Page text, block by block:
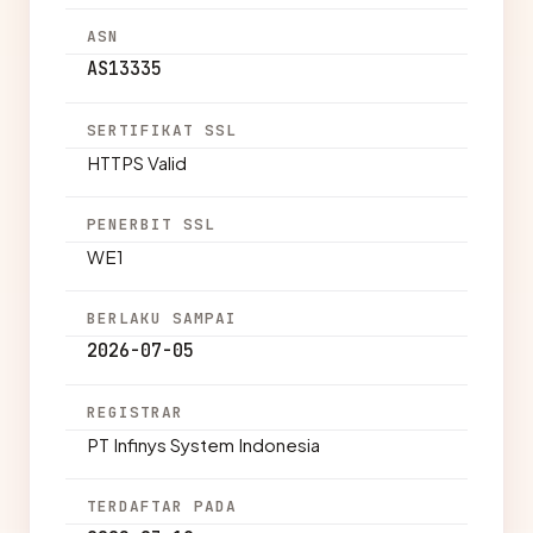
ASN
AS13335
SERTIFIKAT SSL
HTTPS Valid
PENERBIT SSL
WE1
BERLAKU SAMPAI
2026-07-05
REGISTRAR
PT Infinys System Indonesia
TERDAFTAR PADA